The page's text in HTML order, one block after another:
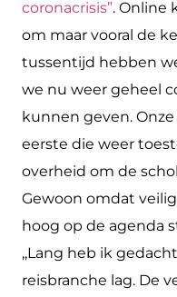
coronacrisis”. Online
om maar vooral de
tussentijd hebben
we nu weer geheel
kunnen geven.
eerste die weer
overheid om de
Gewoon omdat
hoog op de agenda
,,Lang heb ik
reisbranche lag. De